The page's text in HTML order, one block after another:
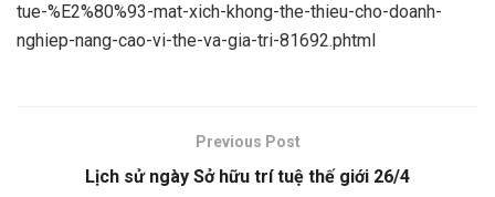
tue-%E2%80%93-mat-xich-khong-the-thieu-cho-doanh-
nghiep-nang-cao-vi-the-va-gia-tri-81692.phtml
Previous Post
Lịch sử ngày Sở hữu trí tuệ thế giới 26/4